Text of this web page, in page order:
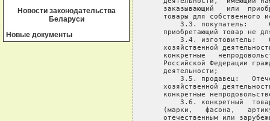
Новости законодательства
Беларуси
Новые документы